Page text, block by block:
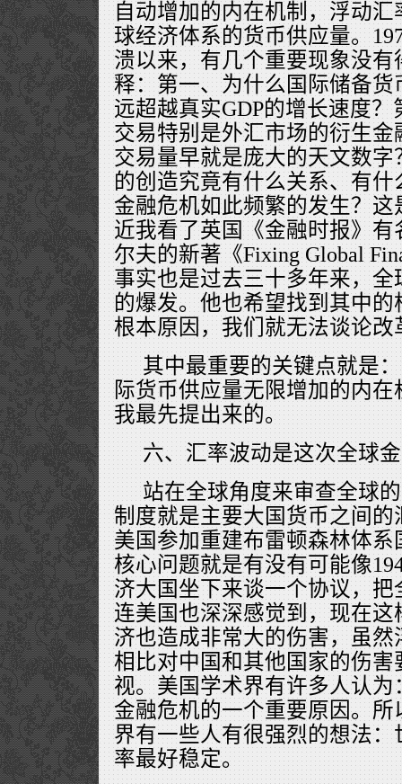
自动增加的内在机制，浮动
球经济体系的货币供应量。
溃以来，有几个重要现象没
释：第一、为什么国际储备
远超越真实GDP的增长速度
交易特别是外汇市场的衍生
交易量早就是庞大的天文数
的创造究竟有什么关系、有
金融危机如此频繁的发生？
近我看了英国《金融时报》
尔夫的新著《Fixing Global
事实也是过去三十多年来，
的爆发。他也希望找到其中
根本原因，我们就无法谈论改
其中最重要的关键点就是
际货币供应量无限增加的内
我最先提出来的。
六、汇率波动是这次全球
站在全球角度来审查全球
制度就是主要大国货币之间
美国参加重建布雷顿森林体
核心问题就是有没有可能像
济大国坐下来谈一个协议，
连美国也深深感觉到，现在
济也造成非常大的伤害，虽
相比对中国和其他国家的伤
视。美国学术界有许多人认
金融危机的一个重要原因。
界有一些人有很强烈的想法
率最好稳定。